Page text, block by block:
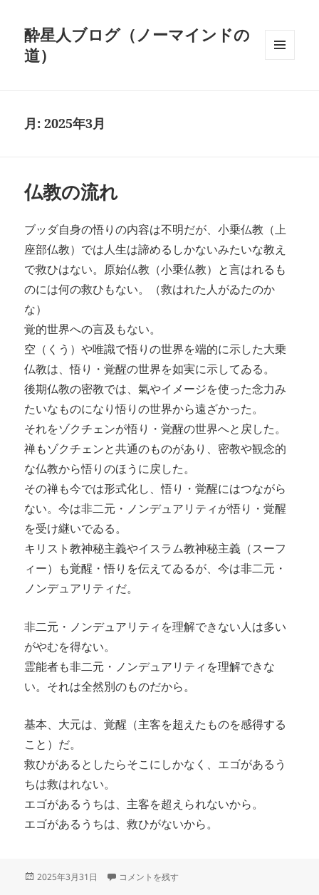
酔星人ブログ（ノーマインドの
道）
月:2025年3月
仏教の流れ
ブッダ自身の悟りの内容は不明だが、小乗仏教（上
座部仏教）では人生は諦めるしかないみたいな教え
で救ひはない。原始仏教（小乗仏教）と言はれるも
のには何の救ひもない。（救はれた人がゐたのか
な）
覚的世界への言及もない。
空（くう）や唯識で悟りの世界を端的に示した大乗
仏教は、悟り・覚醒の世界を如実に示してゐる。
後期仏教の密教では、氣やイメージを使った念力み
たいなものになり悟りの世界から遠ざかった。
それをゾクチェンが悟り・覚醒の世界へと戻した。
禅もゾクチェンと共通のものがあり、密教や観念的
な仏教から悟りのほうに戻した。
その禅も今では形式化し、悟り・覚醒にはつながら
ない。今は非二元・ノンデュアリティが悟り・覚醒
を受け継いでゐる。
キリスト教神秘主義やイスラム教神秘主義（スーフ
ィー）も覚醒・悟りを伝えてゐるが、今は非二元・
ノンデュアリティだ。
非二元・ノンデュアリティを理解できない人は多い
がやむを得ない。
霊能者も非二元・ノンデュアリティを理解できな
い。それは全然別のものだから。
基本、大元は、覚醒（主客を超えたものを感得する
こと）だ。
救ひがあるとしたらそこにしかなく、エゴがあるう
ちは救はれない。
エゴがあるうちは、主客を超えられないから。
エゴがあるうちは、救ひがないから。
投
2025年3月31日 仏教の流れ に
コメントを残す